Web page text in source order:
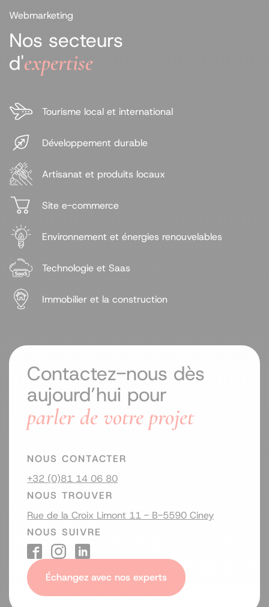
Webmarketing
Nos secteurs
d'expertise
Tourisme local et international
Développement durable
Artisanat et produits locaux
Site e-commerce
Environnement et énergies renouvelables
Technologie et Saas
Immobilier et la construction
Contactez-nous dès
aujourd’hui pour
parler de votre projet
NOUS CONTACTER
+32 (0)81 14 06 80
NOUS TROUVER
Rue de la Croix Limont 11 - B-5590 Ciney
NOUS SUIVRE
Échangez avec nos experts